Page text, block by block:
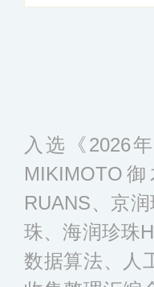
入选《2026
MIKIMOTO
RUANS、京
珠、海润珍珠
数据算法、人